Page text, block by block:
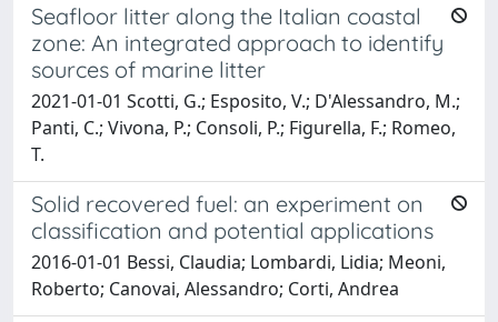
Seafloor litter along the Italian coastal
zone: An integrated approach to identify
sources of marine litter
2021-01-01 Scotti, G.; Esposito, V.; D'Alessandro, M.;
Panti, C.; Vivona, P.; Consoli, P.; Figurella, F.; Romeo,
T.
Solid recovered fuel: an experiment on
classification and potential applications
2016-01-01 Bessi, Claudia; Lombardi, Lidia; Meoni,
Roberto; Canovai, Alessandro; Corti, Andrea